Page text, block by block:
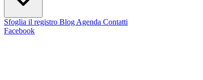
Sfoglia il registro Blog Agenda Contatti
Facebook